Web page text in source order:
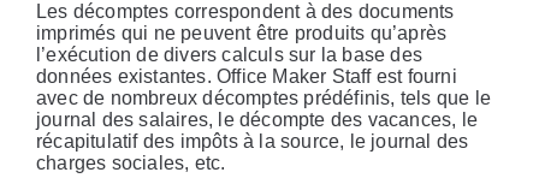
Les décomptes correspondent à des documents
imprimés qui ne peuvent être produits qu’après
l’exécution de divers calculs sur la base des
données existantes. Office Maker Staff est fourni
avec de nombreux décomptes prédéfinis, tels que le
journal des salaires, le décompte des vacances, le
récapitulatif des impôts à la source, le journal des
charges sociales, etc.